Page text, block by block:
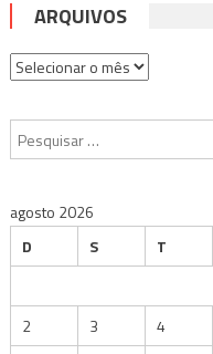
ARQUIVOS
Arquivos
agosto 2026
D
S T
2
3 4